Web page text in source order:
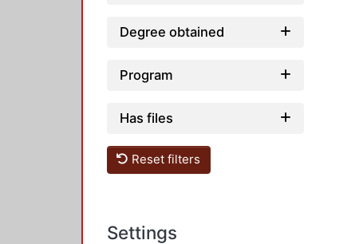
Degree obtained
Program
Has files
Reset filters
Settings